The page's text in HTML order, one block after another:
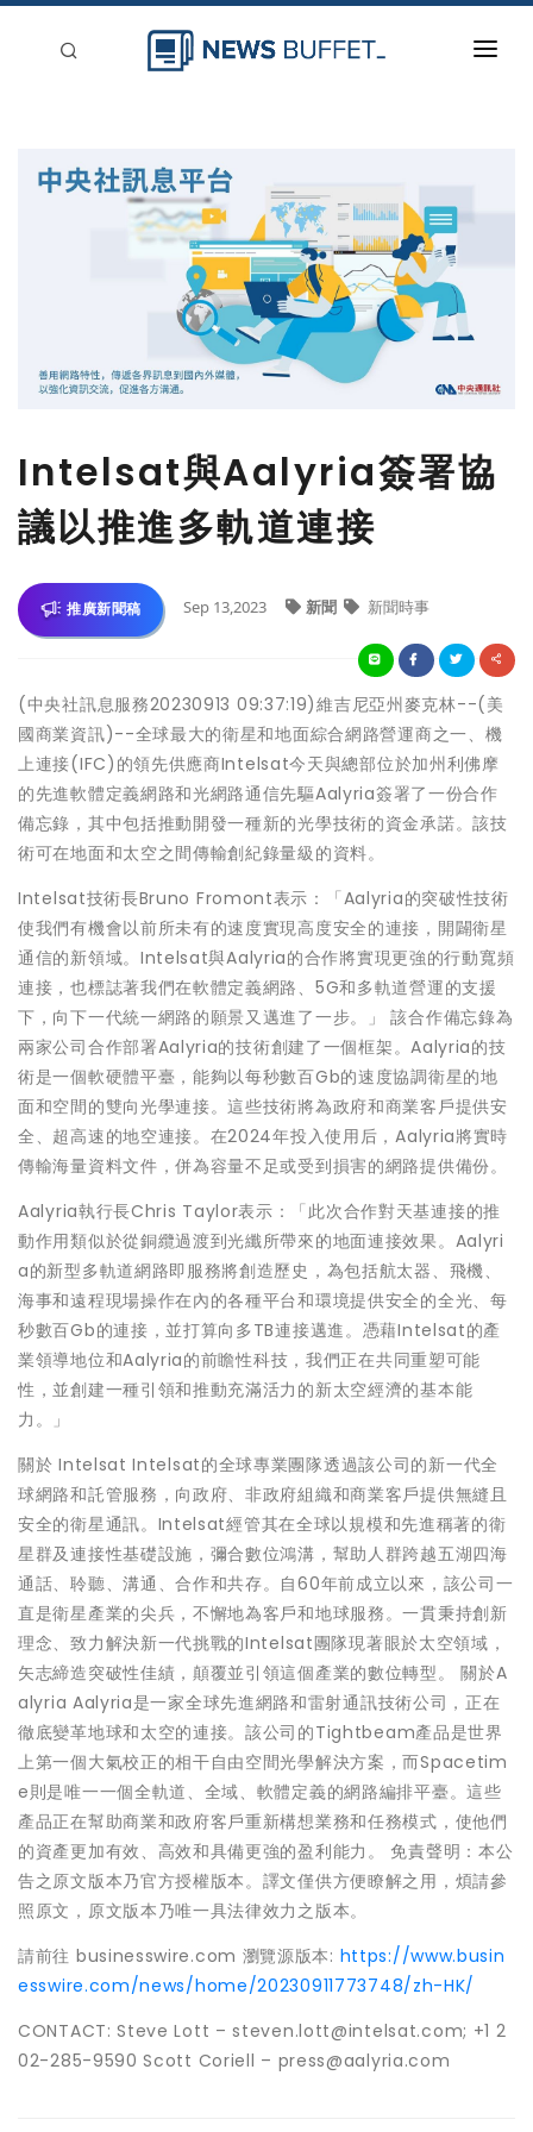
Intelsat與Aalyria簽署協
議以推進多軌道連接
推廣新聞稿 Sep 13,2023 新聞 新聞時事
(中央社訊息服務20230913 09:37:19)維吉尼亞州麥克林--(美
國商業資訊)--全球最大的衛星和地面綜合網路營運商之一、機
上連接(IFC)的領先供應商Intelsat今天與總部位於加州利佛摩
的先進軟體定義網路和光網路通信先驅Aalyria簽署了一份合作
備忘錄，其中包括推動開發一種新的光學技術的資金承諾。該技
術可在地面和太空之間傳輸創紀錄量級的資料。
Intelsat技術長Bruno Fromont表示：「Aalyria的突破性技術
使我們有機會以前所未有的速度實現高度安全的連接，開闢衛星
通信的新領域。Intelsat與Aalyria的合作將實現更強的行動寬頻
連接，也標誌著我們在軟體定義網路、5G和多軌道營運的支援
下，向下一代統一網路的願景又邁進了一步。」 該合作備忘錄為
兩家公司合作部署Aalyria的技術創建了一個框架。Aalyria的技
術是一個軟硬體平臺，能夠以每秒數百Gb的速度協調衛星的地
面和空間的雙向光學連接。這些技術將為政府和商業客戶提供安
全、超高速的地空連接。在2024年投入使用后，Aalyria將實時
傳輸海量資料文件，併為容量不足或受到損害的網路提供備份。
Aalyria執行長Chris Taylor表示：「此次合作對天基連接的推
動作用類似於從銅纜過渡到光纖所帶來的地面連接效果。Aalyri
a的新型多軌道網路即服務將創造歷史，為包括航太器、飛機、
海事和遠程現場操作在內的各種平台和環境提供安全的全光、每
秒數百Gb的連接，並打算向多TB連接邁進。憑藉Intelsat的產
業領導地位和Aalyria的前瞻性科技，我們正在共同重塑可能
性，並創建一種引領和推動充滿活力的新太空經濟的基本能
力。」
關於 Intelsat Intelsat的全球專業團隊透過該公司的新一代全
球網路和託管服務，向政府、非政府組織和商業客戶提供無縫且
安全的衛星通訊。Intelsat經管其在全球以規模和先進稱著的衛
星群及連接性基礎設施，彌合數位鴻溝，幫助人群跨越五湖四海
通話、聆聽、溝通、合作和共存。自60年前成立以來，該公司一
直是衛星產業的尖兵，不懈地為客戶和地球服務。一貫秉持創新
理念、致力解決新一代挑戰的Intelsat團隊現著眼於太空領域，
矢志締造突破性佳績，顛覆並引領這個產業的數位轉型。 關於A
alyria Aalyria是一家全球先進網路和雷射通訊技術公司，正在
徹底變革地球和太空的連接。該公司的Tightbeam產品是世界
上第一個大氣校正的相干自由空間光學解決方案，而Spacetim
e則是唯一一個全軌道、全域、軟體定義的網路編排平臺。這些
產品正在幫助商業和政府客戶重新構想業務和任務模式，使他們
的資產更加有效、高效和具備更強的盈利能力。 免責聲明：本公
告之原文版本乃官方授權版本。譯文僅供方便瞭解之用，煩請參
照原文，原文版本乃唯一具法律效力之版本。
請前往 businesswire.com 瀏覽源版本: https://www.busin
esswire.com/news/home/20230911773748/zh-HK/
CONTACT: Steve Lott – steven.lott@intelsat.com; +1 2
02-285-9590 Scott Coriell – press@aalyria.com